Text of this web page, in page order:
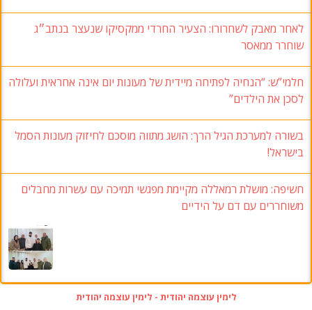
לאחר מאבק לשחרורו: הצעיר החרדי ממקסיקו שנעצר בנתב״ג
שוחרר ממאסר
חלמי”ש: “הנחיה לפתיחה מיידית של מעונות יום אינה אחראית ועלולה
לסכן את הילדים”
בשורה למערכת הגיל הרך: הושג מתווה מוסכם לחיזוק מעונות הסמל
בישראל!
חשיפה: מושלת רמאללה מקיימת מפגשי תמיכה עם עשרות מחבלים
משוחררים עם דם על הידיים
לימין עוצמה יהודית - לימין עוצמה יהודית